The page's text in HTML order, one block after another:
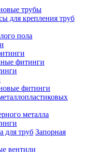
трубы
для крепления труб
пола
фитинги
фитинги
металла
Запорная
вентили